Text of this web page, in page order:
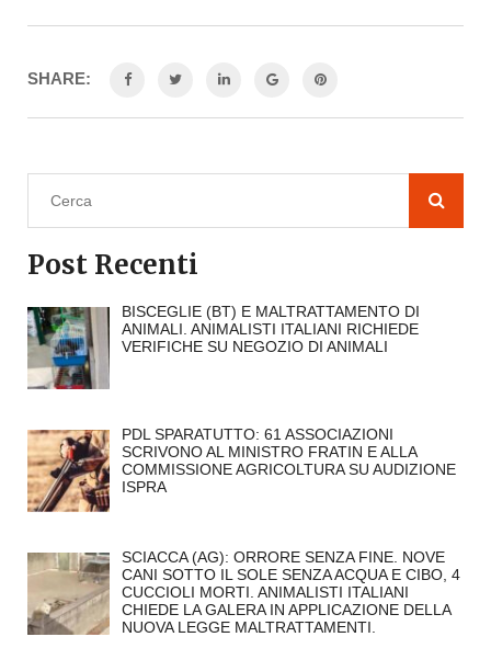
SHARE:
Post Recenti
BISCEGLIE (BT) E MALTRATTAMENTO DI
ANIMALI. ANIMALISTI ITALIANI RICHIEDE
VERIFICHE SU NEGOZIO DI ANIMALI
PDL SPARATUTTO: 61 ASSOCIAZIONI
SCRIVONO AL MINISTRO FRATIN E ALLA
COMMISSIONE AGRICOLTURA SU AUDIZIONE
ISPRA
SCIACCA (AG): ORRORE SENZA FINE. NOVE
CANI SOTTO IL SOLE SENZA ACQUA E CIBO, 4
CUCCIOLI MORTI. ANIMALISTI ITALIANI
CHIEDE LA GALERA IN APPLICAZIONE DELLA
NUOVA LEGGE MALTRATTAMENTI.